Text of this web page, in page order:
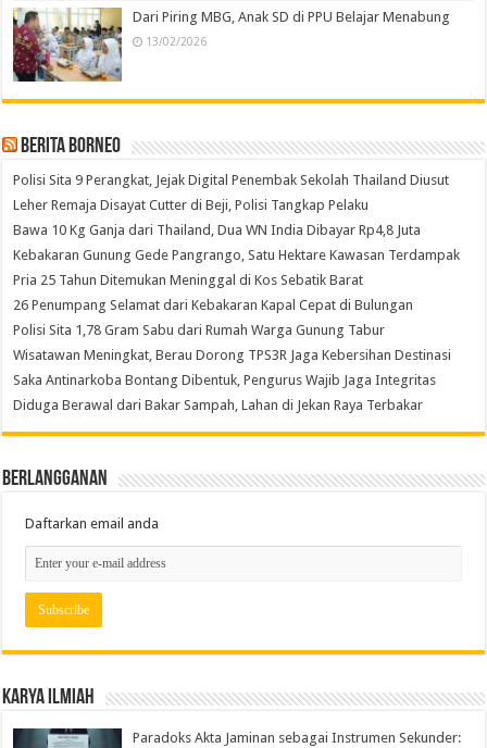
Dari Piring MBG, Anak SD di PPU Belajar Menabung
13/02/2026
Berita Borneo
Polisi Sita 9 Perangkat, Jejak Digital Penembak Sekolah Thailand Diusut
Leher Remaja Disayat Cutter di Beji, Polisi Tangkap Pelaku
Bawa 10 Kg Ganja dari Thailand, Dua WN India Dibayar Rp4,8 Juta
Kebakaran Gunung Gede Pangrango, Satu Hektare Kawasan Terdampak
Pria 25 Tahun Ditemukan Meninggal di Kos Sebatik Barat
26 Penumpang Selamat dari Kebakaran Kapal Cepat di Bulungan
Polisi Sita 1,78 Gram Sabu dari Rumah Warga Gunung Tabur
Wisatawan Meningkat, Berau Dorong TPS3R Jaga Kebersihan Destinasi
Saka Antinarkoba Bontang Dibentuk, Pengurus Wajib Jaga Integritas
Diduga Berawal dari Bakar Sampah, Lahan di Jekan Raya Terbakar
Berlangganan
Daftarkan email anda
Karya Ilmiah
Paradoks Akta Jaminan sebagai Instrumen Sekunder: